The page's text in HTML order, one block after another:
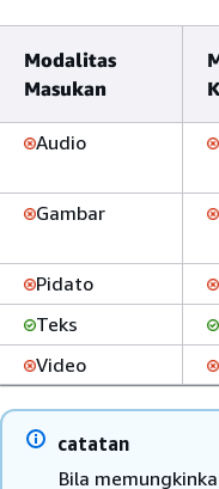
Modalitas
Masukan
Audio
Gambar
Pidato
Teks
Video
catatan
Bila